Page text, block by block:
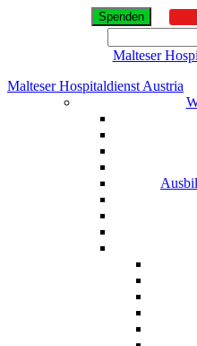
Spenden
Malteser
Malteser Hospitaldienst Austria